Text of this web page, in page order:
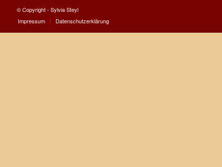
© Copyright - Sylvia Steyl
Impressum
Datenschutzerklärung